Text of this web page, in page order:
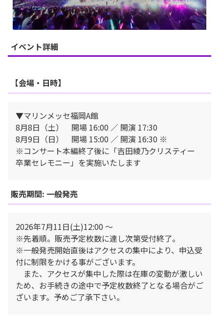
イベント詳細
【会場・日時】
▼マリンメッセ福岡A館
8月8日（土） 開場 16:00 ／ 開演 17:30
8月9日（日） 開場 15:00 ／ 開演 16:30 ※
※コンサート本編終了後に「吉⽥綾乃クリスティー
卒業セレモニー」を実施いたします
販売期間: 一般発売
2026年7月11日(土)12:00 〜
※先着順。販売予定枚数に達し次第受付終了。
※一般発売開始直後はアクセスの集中により、申込受
付に制限をかける事がございます。
また、アクセスが集中した際は在庫の変動が激しい
ため、お手続きの途中で予定枚数終了となる場合がご
ざいます。予めご了承下さい。